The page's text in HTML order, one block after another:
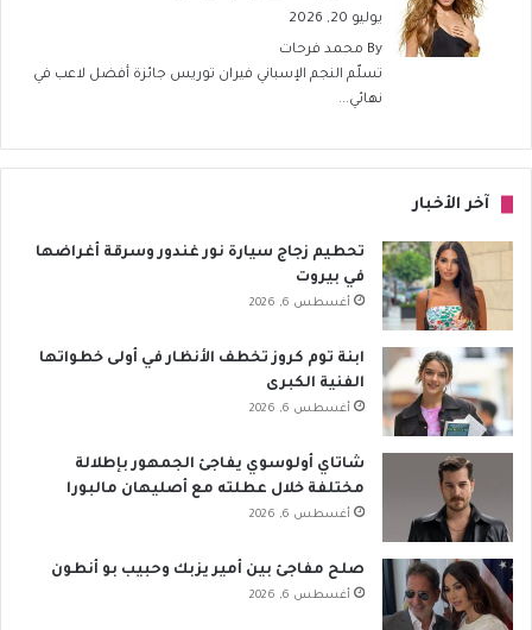
يوليو 20, 2026
By محمد فرحات
تسلّم النجم الإسباني فيران توريس جائزة أفضل لاعب في
نهائي...
آخر الأخبار
تحطيم زجاج سيارة نور غندور وسرقة أغراضها
في بيروت
أغسطس 6, 2026
ابنة توم كروز تخطف الأنظار في أولى خطواتها
الفنية الكبرى
أغسطس 6, 2026
شاتاي أولوسوي يفاجئ الجمهور بإطلالة
مختلفة خلال عطلته مع أصليهان مالبورا
أغسطس 6, 2026
صلح مفاجئ بين أمير يزبك وحبيب بو أنطون
أغسطس 6, 2026